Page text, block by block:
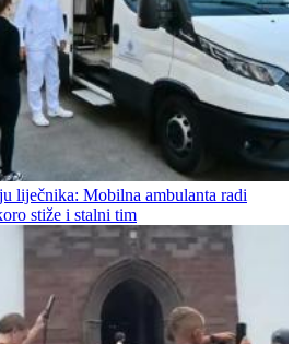
liječnika: Mobilna ambulanta radi
stiže i stalni tim